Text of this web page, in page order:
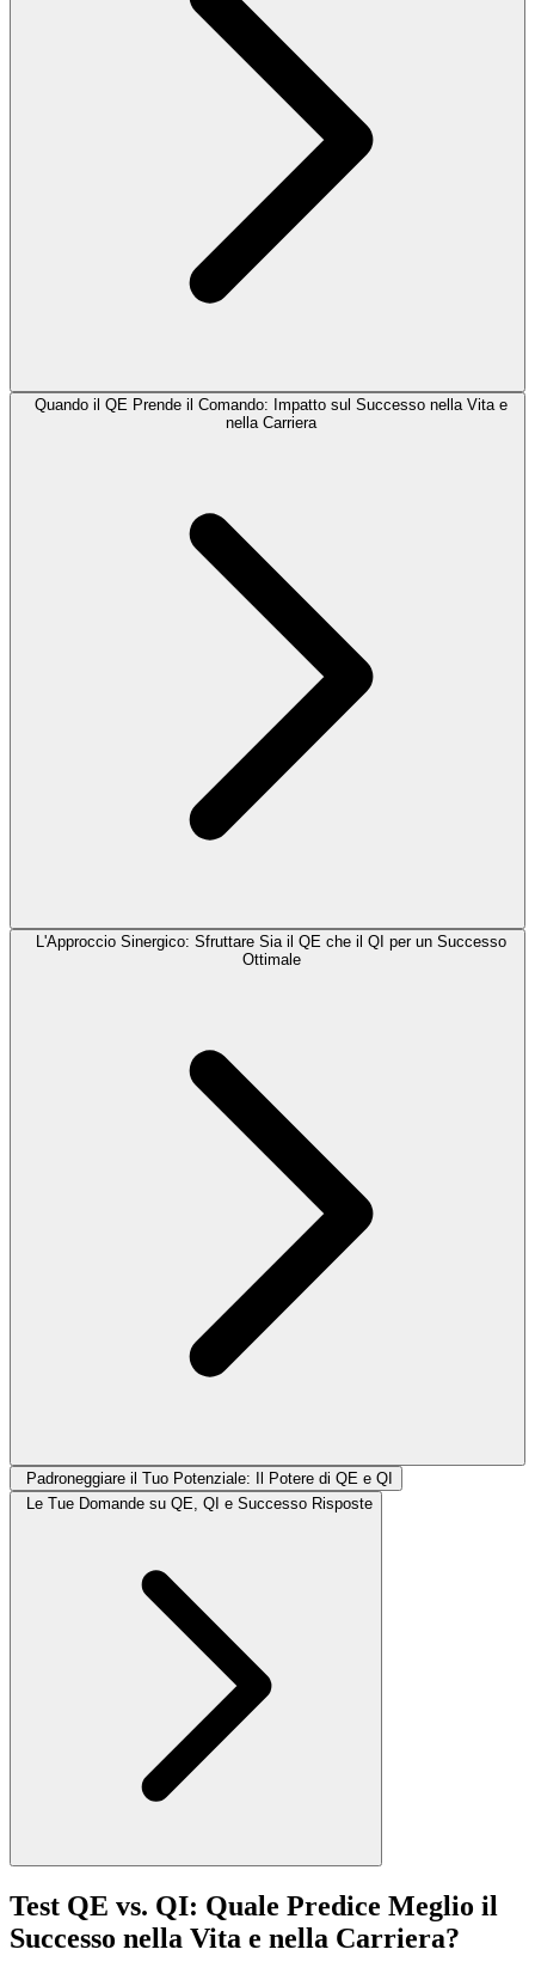
Quando il QE Prende il Comando: Impatto sul Successo nella Vita e
nella Carriera
L'Approccio Sinergico: Sfruttare Sia il QE che il QI per un Successo
Ottimale
Padroneggiare il Tuo Potenziale: Il Potere di QE e QI
Le Tue Domande su QE, QI e Successo Risposte
Test QE vs. QI: Quale Predice Meglio il
Successo nella Vita e nella Carriera?